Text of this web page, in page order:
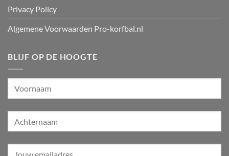
Privacy Policy
Algemene Voorwaarden Pro-korfbal.nl
BLIJF OP DE HOOGTE